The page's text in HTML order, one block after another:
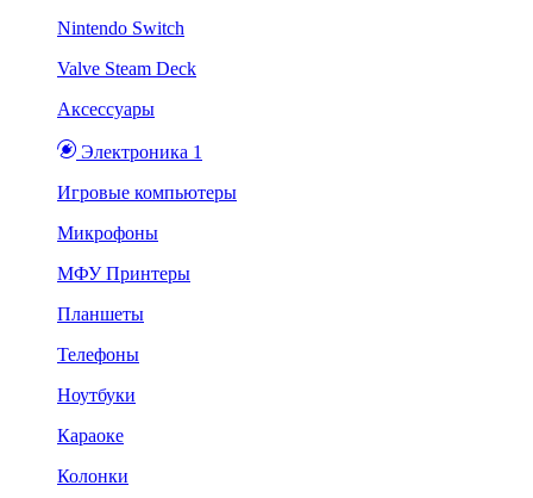
Nintendo Switch
Valve Steam Deck
Аксессуары
Электроника 1
Игровые компьютеры
Микрофоны
МФУ Принтеры
Планшеты
Телефоны
Ноутбуки
Караоке
Колонки